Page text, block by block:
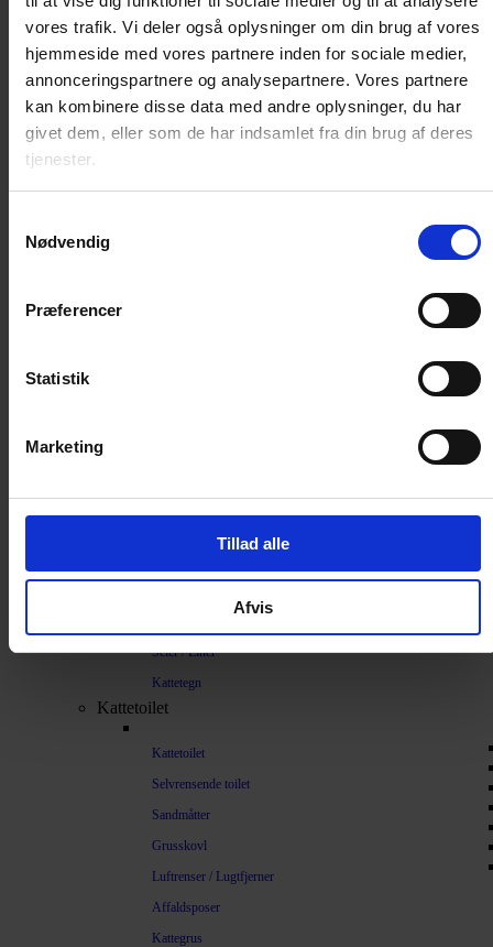
vores trafik. Vi deler også oplysninger om din brug af vores
hjemmeside med vores partnere inden for sociale medier,
annonceringspartnere og analysepartnere. Vores partnere
kan kombinere disse data med andre oplysninger, du har
givet dem, eller som de har indsamlet fra din brug af deres
tjenester.
Nødvendig
Præferencer
Statistik
Marketing
Tillad alle
Afvis
Sår / Rifter
Øjne / Ører
Diverse plejeprodukter
Kattedør
Microchip kattelem
Huler, senge, madrasser
Træning
Sikkerhed
Halsbånd og seler
Seler / Liner
Kattetegn
Kattetoilet
Kattetoilet
Selvrensende toilet
Sandmåtter
Grusskovl
Luftrenser / Lugtfjerner
Affaldsposer
Kattegrus